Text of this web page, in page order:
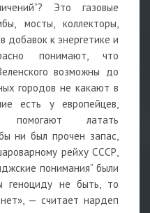
Это газовые
мосты, коллекторы,
добавок к энергетике и
понимают, что
возможны до
городов не какают в
есть у европейцев,
помогают латать
ни был прочен запас,
рейху СССР,
понимания” были
не быть, то
— считает нардеп